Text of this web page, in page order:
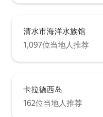
清水市海洋水族馆
1,097位当地人推荐
卡拉德西岛
162位当地人推荐